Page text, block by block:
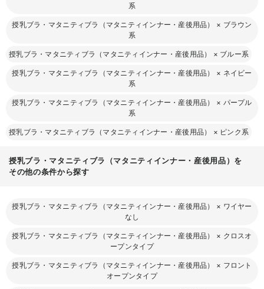
系
授乳ブラ・マタニティブラ（マタニティインナー・産後用品） × ブラウン
系
授乳ブラ・マタニティブラ（マタニティインナー・産後用品） × ブルー系
授乳ブラ・マタニティブラ（マタニティインナー・産後用品） × ネイビー
系
授乳ブラ・マタニティブラ（マタニティインナー・産後用品） × パープル
系
授乳ブラ・マタニティブラ（マタニティインナー・産後用品） × ピンク系
授乳ブラ・マタニティブラ（マタニティインナー・産後用品）を
その他の条件から探す
授乳ブラ・マタニティブラ（マタニティインナー・産後用品） × ワイヤー
なし
授乳ブラ・マタニティブラ（マタニティインナー・産後用品） × クロスオ
ープンタイプ
授乳ブラ・マタニティブラ（マタニティインナー・産後用品） × フロント
オープンタイプ